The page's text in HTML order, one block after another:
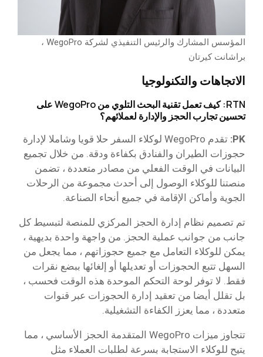
المؤسس المشارك والرئيس التنفيذي لشركة WegoPro ،
براشانت كيرتان
الاتجاهات والتكنولوجيا
RTN: كيف تعمل تقنية البحث التلوي من WegoPro على
تحسين تجارب الحجز والإدارة لعملائهم؟
PK:
تقدم WegoPro لوكلاء السفر حلا قويا وشاملا لإدارة
حجوزات الطيران والفنادق بكفاءة ودقة. من خلال تجميع
البيانات في الوقت الفعلي من مصادر متعددة ، تضمن
منصتنا للوكلاء الوصول إلى أحدث مجموعة من الرحلات
الجوية وأماكن الإقامة في جميع أنحاء الصناعة.
تم تصميم نظام إدارة الحجز المركزي للمنصة لتبسيط كل
جانب من جوانب عملية الحجز. من واجهة واحدة بديهية ،
يمكن للوكلاء التعامل مع جميع حجوزاتهم ، مما يجعل من
السهل تتبع الحجوزات أو تعديلها أو إلغائها ببضع نقرات
فقط. لا توفر لوحة التحكم الموحدة هذه الوقت فحسب ،
بل تقلل أيضا من تعقيد إدارة الحجوزات عبر قنوات
متعددة ، مما يعزز الكفاءة التشغيلية.
تتجاوز ميزات WegoPro المتقدمة الحجز الأساسي ، مما
يتيح للوكلاء الاستجابة بسرعة لطلبات العملاء مثل